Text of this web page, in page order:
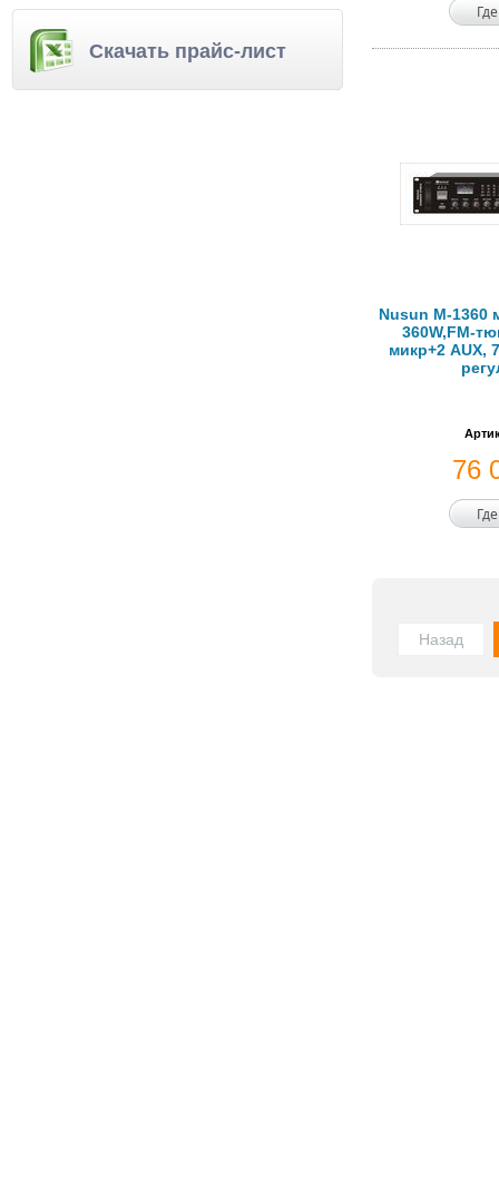
Скачать прайс-лист
Nusun M-1360
360W,FM-
микр+2 AUX,
76
Назад